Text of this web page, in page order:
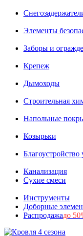
Элементы
Заборы и
Крепеж
Дымоходы
Строительная
Напольные
Козырьки
Благоустройство
Канализация
Сухие смеси
Инструменты
Доборные
Распродажадо